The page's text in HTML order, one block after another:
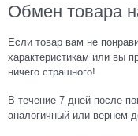
Обмен товара
Если товар вам не
характеристикам или вы
ничего страшного!
В течение 7 дней после
аналогичный или вернем